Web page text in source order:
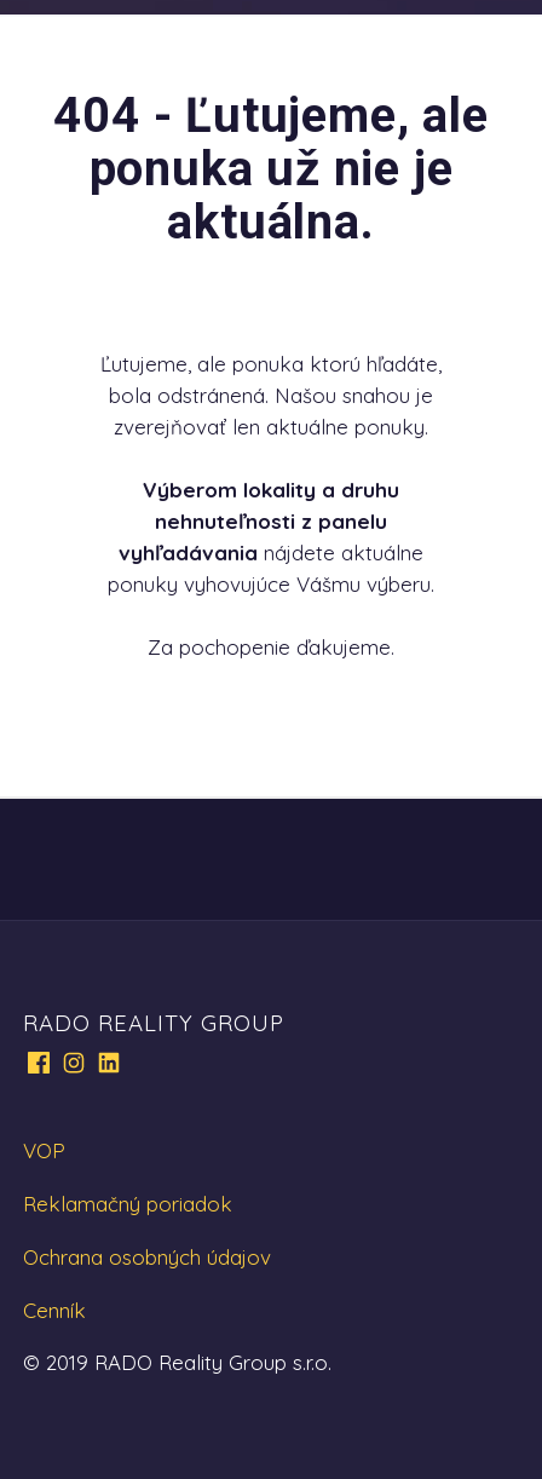
404 - Ľutujeme, ale
ponuka už nie je
aktuálna.
Ľutujeme, ale ponuka ktorú hľadáte,
bola odstránená. Našou snahou je
zverejňovať len aktuálne ponuky.
Výberom lokality a druhu
nehnuteľnosti z panelu
vyhľadávania nájdete aktuálne
ponuky vyhovujúce Vášmu výberu.
Za pochopenie ďakujeme.
RADO REALITY GROUP
VOP
Reklamačný poriadok
Ochrana osobných údajov
Cenník
© 2019 RADO Reality Group s.r.o.